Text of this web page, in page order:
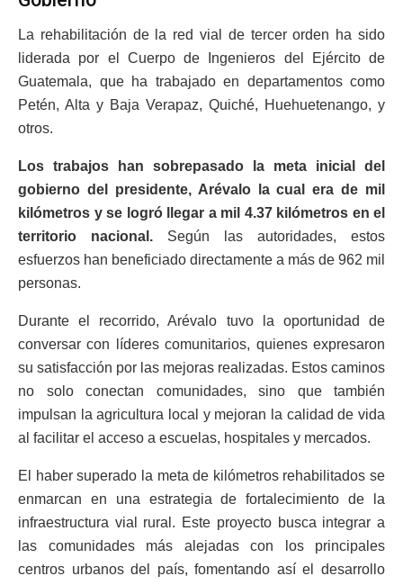
La rehabilitación de la red vial de tercer orden ha sido
liderada por el Cuerpo de Ingenieros del Ejército de
Guatemala, que ha trabajado en departamentos como
Petén, Alta y Baja Verapaz, Quiché, Huehuetenango, y
otros.
Los trabajos han sobrepasado la meta inicial del
gobierno del presidente, Arévalo la cual era de mil
kilómetros y se logró llegar a mil 4.37 kilómetros en el
territorio nacional. Según las autoridades, estos
esfuerzos han beneficiado directamente a más de 962 mil
personas.
Durante el recorrido, Arévalo tuvo la oportunidad de
conversar con líderes comunitarios, quienes expresaron
su satisfacción por las mejoras realizadas. Estos caminos
no solo conectan comunidades, sino que también
impulsan la agricultura local y mejoran la calidad de vida
al facilitar el acceso a escuelas, hospitales y mercados.
El haber superado la meta de kilómetros rehabilitados se
enmarcan en una estrategia de fortalecimiento de la
infraestructura vial rural. Este proyecto busca integrar a
las comunidades más alejadas con los principales
centros urbanos del país, fomentando así el desarrollo